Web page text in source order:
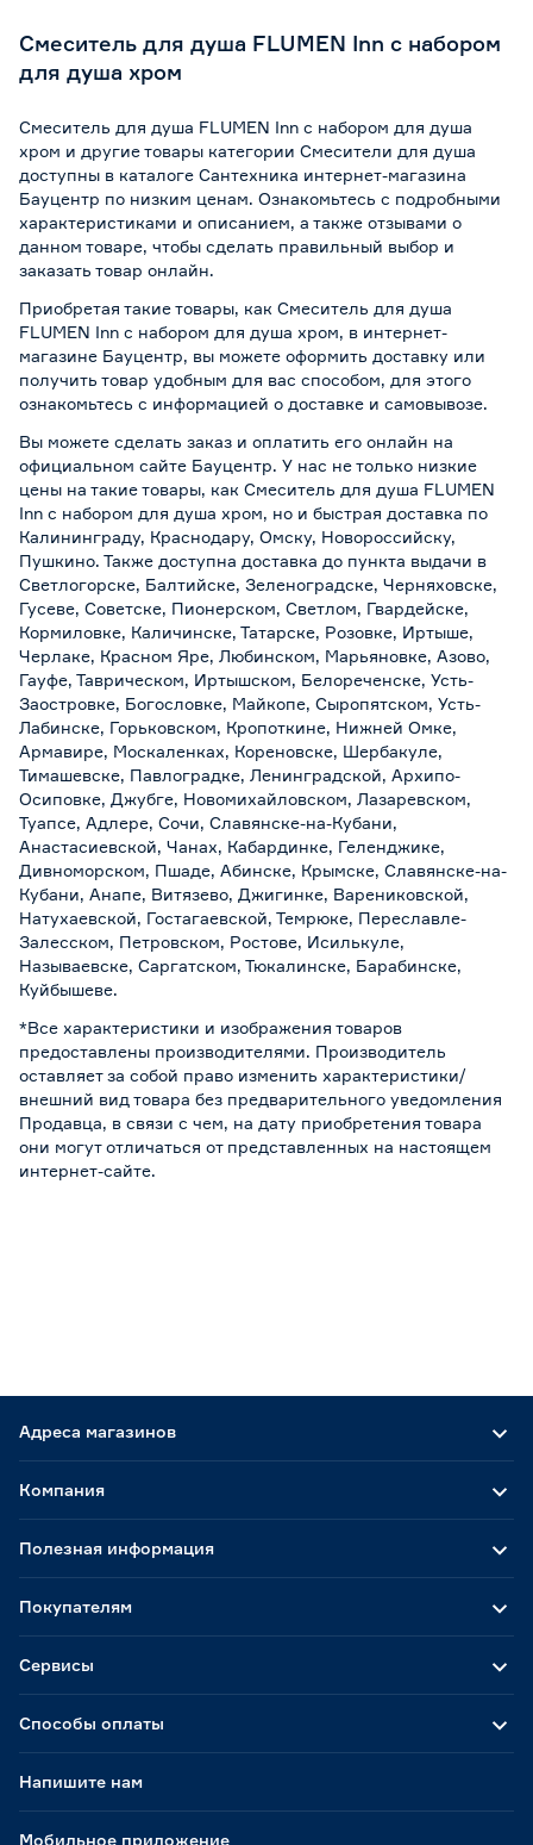
Смеситель для душа FLUMEN Inn с набором
для душа хром
Смеситель для душа FLUMEN Inn с набором для душа
хром и другие товары категории Смесители для душа
доступны в каталоге Сантехника интернет-магазина
Бауцентр по низким ценам. Ознакомьтесь с подробными
характеристиками и описанием, а также отзывами о
данном товаре, чтобы сделать правильный выбор и
заказать товар онлайн.
Приобретая такие товары, как Смеситель для душа
FLUMEN Inn с набором для душа хром, в интернет-
магазине Бауцентр, вы можете оформить доставку или
получить товар удобным для вас способом, для этого
ознакомьтесь с информацией о доставке и самовывозе.
Вы можете сделать заказ и оплатить его онлайн на
официальном сайте Бауцентр. У нас не только низкие
цены на такие товары, как Смеситель для душа FLUMEN
Inn с набором для душа хром, но и быстрая доставка по
Калининграду, Краснодару, Омску, Новороссийску,
Пушкино. Также доступна доставка до пункта выдачи в
Светлогорске, Балтийске, Зеленоградске, Черняховске,
Гусеве, Советске, Пионерском, Светлом, Гвардейске,
Кормиловке, Каличинске, Татарске, Розовке, Иртыше,
Черлаке, Красном Яре, Любинском, Марьяновке, Азово,
Гауфе, Таврическом, Иртышском, Белореченске, Усть-
Заостровке, Богословке, Майкопе, Сыропятском, Усть-
Лабинске, Горьковском, Кропоткине, Нижней Омке,
Армавире, Москаленках, Кореновске, Шербакуле,
Тимашевске, Павлоградке, Ленинградской, Архипо-
Осиповке, Джубге, Новомихайловском, Лазаревском,
Туапсе, Адлере, Сочи, Славянске-на-Кубани,
Анастасиевской, Чанах, Кабардинке, Геленджике,
Дивноморском, Пшаде, Абинске, Крымске, Славянске-на-
Кубани, Анапе, Витязево, Джигинке, Варениковской,
Натухаевской, Гостагаевской, Темрюке, Переславле-
Залесском, Петровском, Ростове, Исилькуле,
Называевске, Саргатском, Тюкалинске, Барабинске,
Куйбышеве.
*Все характеристики и изображения товаров
предоставлены производителями. Производитель
оставляет за собой право изменить характеристики/
внешний вид товара без предварительного уведомления
Продавца, в связи с чем, на дату приобретения товара
они могут отличаться от представленных на настоящем
интернет-сайте.
Адреса магазинов
Способы оплаты
Мобильное приложение
Компания
Полезная информация
Покупателям
Сервисы
Напишите нам